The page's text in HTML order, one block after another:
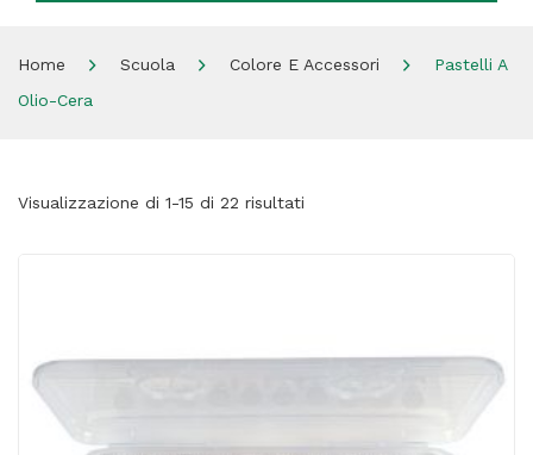
ORDINI
Home Scuola Colore E Accessori
Pastelli A
Olio-Cera
Visualizzazione di 1-15 di 22 risultati